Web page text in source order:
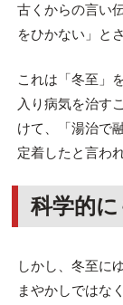
古くからの言い
をひかない」と
これは「冬至」
入り病気を治す
けて、「湯治で
定着したと言わ
科学的
しかし、冬至に
まやかしではな